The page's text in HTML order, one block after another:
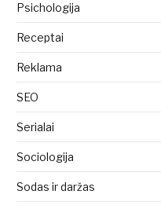
Psichologija
Receptai
Reklama
SEO
Serialai
Sociologija
Sodas ir daržas